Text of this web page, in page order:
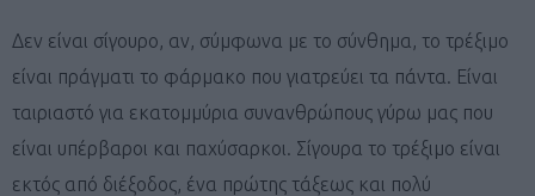
Δεν είναι σίγουρο, αν, σύμφωνα με το σύνθημα, το τρέξιμο
είναι πράγματι το φάρμακο που γιατρεύει τα πάντα. Είναι
ταιριαστό για εκατομμύρια συνανθρώπους γύρω μας που
είναι υπέρβαροι και παχύσαρκοι. Σίγουρα το τρέξιμο είναι
εκτός από διέξοδος, ένα πρώτης τάξεως και πολύ